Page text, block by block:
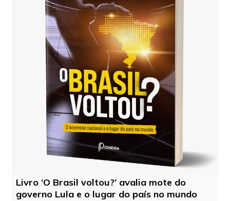
Livro ‘O Brasil voltou?’ avalia mote do
governo Lula e o lugar do país no mundo